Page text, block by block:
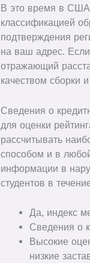
В это время в США
классификацией
подтверждения
на ваш адрес. Если
отражающий
качеством сборки
Сведения о
для оценки
рассчитывать
способом и в
информации в
студентов в
Да, индекс
Сведения о
Высокие
низкие